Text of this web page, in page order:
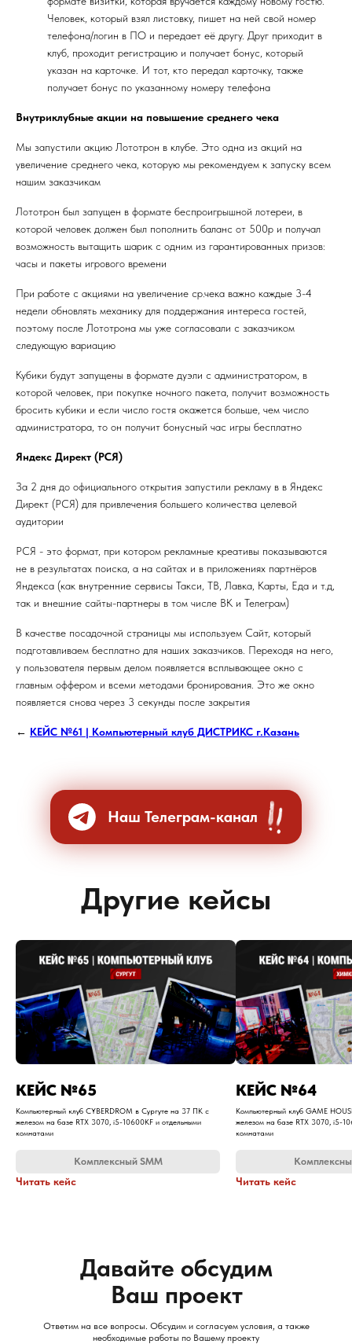
Человек, который взял листовку, пишет на ней свой номер
телефона/логин в ПО и передает её другу. Друг приходит в
клуб, проходит регистрацию и получает бонус, который
указан на карточке. И тот, кто передал карточку, также
получает бонус по указанному номеру телефона
Внутриклубные акции на повышение среднего чека
Мы запустили акцию Лототрон в клубе. Это одна из акций на
увеличение среднего чека, которую мы рекомендуем к запуску всем
нашим заказчикам
Лототрон был запущен в формате беспроигрышной лотереи, в
которой человек должен был пополнить баланс от 500р и получал
возможность вытащить шарик с одним из гарантированных призов:
часы и пакеты игрового времени
При работе с акциями на увеличение ср.чека важно каждые 3-4
недели обновлять механику для поддержания интереса гостей,
поэтому после Лототрона мы уже согласовали с заказчиком
следующую вариацию
Кубики будут запущены в формате дуэли с администратором, в
которой человек, при покупке ночного пакета, получит возможность
бросить кубики и если число гостя окажется больше, чем число
администратора, то он получит бонусный час игры бесплатно
Яндекс Директ (РСЯ)
За 2 дня до официального открытия запустили рекламу в в Яндекс
Директ (РСЯ) для привлечения большего количества целевой
аудитории
РСЯ - это формат, при котором рекламные креативы показываются
не в результатах поиска, а на сайтах и в приложениях партнёров
Яндекса (как внутренние сервисы Такси, ТВ, Лавка, Карты, Еда и т.д,
так и внешние сайты-партнеры в том числе ВК и Телеграм)
В качестве посадочной страницы мы используем Cайт, который
подготавливаем бесплатно для наших заказчиков. Переходя на него,
у пользователя первым делом появляется всплывающее окно с
главным оффером и всеми методами бронирования. Это же окно
появляется снова через 3 секунды после закрытия
← КЕЙС №61 | Компьютерный клуб ДИСТРИКС г.Казань
Наш Телеграм-канал
Другие кейсы
​КЕЙС №65
Компьютерный клуб CYBERDROM в Сургуте на 37 ПК с
железом на базе RTX 3070, i5-10600KF и отдельными
комнатами
Комплексный SMM
Читать кейс
​КЕЙС №64
Компьютерный клуб GAME
железом на базе RTX 3070, i5-
комнатами
Читать кейс
Ответим на все вопросы. Обсудим и согласуем условия, а также
необходимые работы по Вашему проекту
Давайте обсудим
Ваш проект